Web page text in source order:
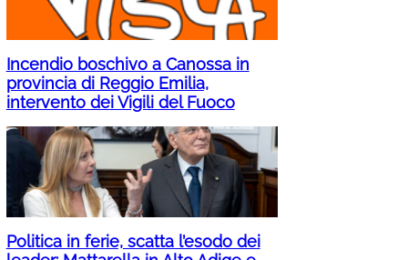
Incendio boschivo a Canossa in
provincia di Reggio Emilia,
intervento dei Vigili del Fuoco
Politica in ferie, scatta l’esodo dei